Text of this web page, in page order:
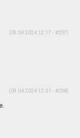
(09.04.2024 12:17 - #297)
(09.04.2024 12:31 - #298)